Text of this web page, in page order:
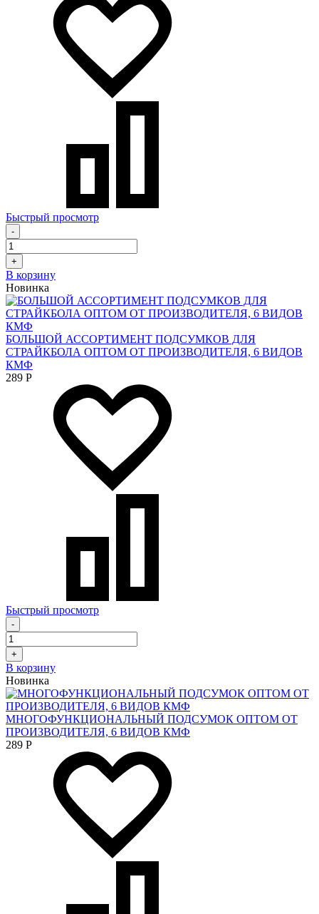
Быстрый просмотр
-
+
В корзину
Новинка
БОЛЬШОЙ АССОРТИМЕНТ ПОДСУМКОВ ДЛЯ
СТРАЙКБОЛА ОПТОМ ОТ ПРОИЗВОДИТЕЛЯ, 6 ВИДОВ
КМФ
289 Р
Быстрый просмотр
-
+
В корзину
Новинка
МНОГОФУНКЦИОНАЛЬНЫЙ ПОДСУМОК ОПТОМ ОТ
ПРОИЗВОДИТЕЛЯ, 6 ВИДОВ КМФ
289 Р